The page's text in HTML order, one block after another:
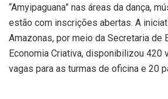
“Amyipaguana” nas áreas da dança,
estão com inscrições abertas. A
Amazonas, por meio da Secretaria de
Economia Criativa, disponibilizou 420
vagas para as turmas de oficina e 20